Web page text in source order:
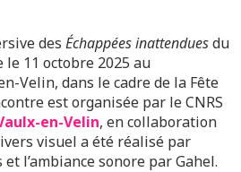
des Échappées inattenduesdu
le 11 octobre 2025 au
Velin, dans le cadre de la Fête
est organisée par le CNRS
en-Velin, en collaboration
visuel a été réalisé par
l’ambiance sonore par Gahel.